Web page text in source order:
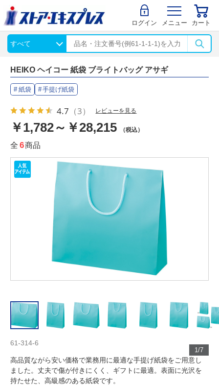
ログイン メニュー カート
HEIKO ヘイコー 紙袋 ブライトバッグ アサギ
紙袋 手提げ紙袋
4.7 （3） レビューを見る
￥1,782～￥28,215 （税込）
全 6商品
1/7
61-314-6
高品質ながら安い価格で業務用に最適な手提げ紙袋をご用意し
ました。丈夫で傷が付きにくく、ギフトに最適。表面に光沢を
持たせた、高級感のある紙袋です。